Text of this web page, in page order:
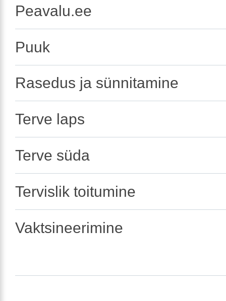
Peavalu.ee
Puuk
Rasedus ja sünnitamine
Terve laps
Terve süda
Tervislik toitumine
Vaktsineerimine